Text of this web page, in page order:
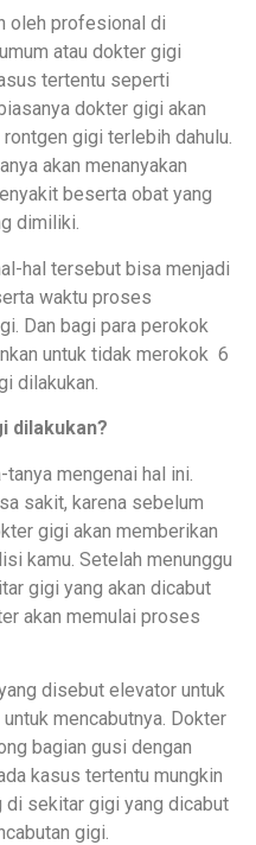
oleh profesional di
atau dokter gigi
tertentu seperti
dokter gigi akan
gigi terlebih dahulu.
akan menanyakan
beserta obat yang
dimiliki.
hal tersebut bisa menjadi
waktu proses
Dan bagi para perokok
untuk tidak merokok 6
dilakukan.
dilakukan?
mengenai hal ini.
sakit, karena sebelum
gigi akan memberikan
kamu. Setelah menunggu
gigi yang akan dicabut
akan memulai proses
disebut elevator untuk
mencabutnya. Dokter
bagian gusi dengan
kasus tertentu mungkin
sekitar gigi yang dicabut
gigi.